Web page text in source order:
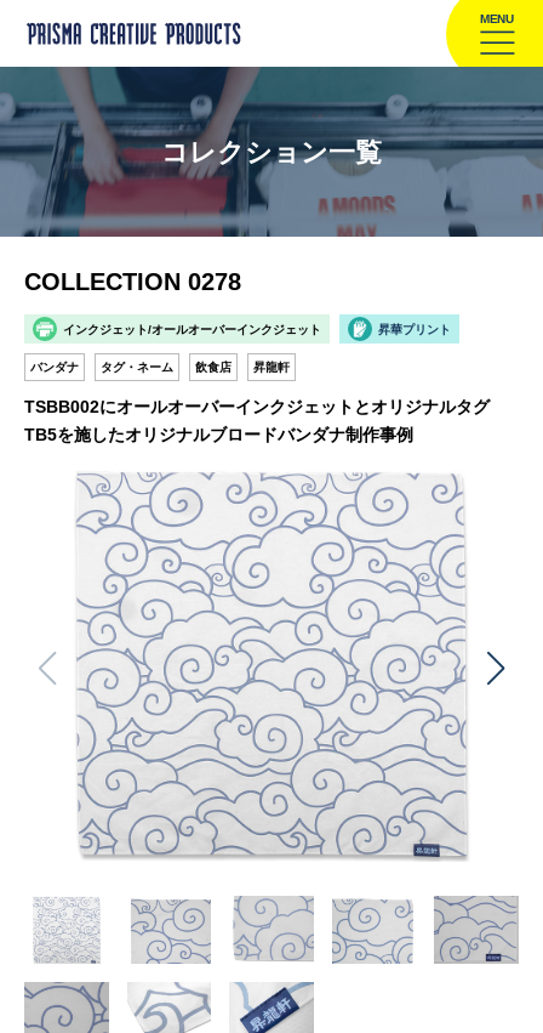
MENU
コレクション一覧
COLLECTION 0278
インクジェット/オールオーバーインクジェット 昇華プリント
バンダナ タグ・ネーム 飲食店 昇龍軒
TSBB002にオールオーバーインクジェットとオリジナルタグ
TB5を施したオリジナルブロードバンダナ制作事例